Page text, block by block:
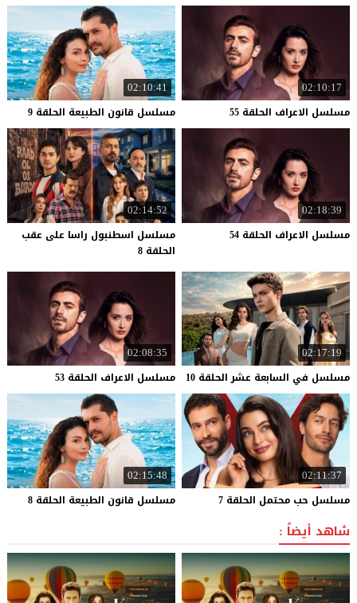
02:10:17
مسلسل الاعراف الحلقة 55
02:10:41
مسلسل قانون الطبيعة الحلقة 9
02:18:39
مسلسل الاعراف الحلقة 54
02:14:52
مسلسل اسطنبول راسا على عقب
الحلقة 8
02:17:19
مسلسل في السابعة عشر الحلقة 10
02:08:35
مسلسل الاعراف الحلقة 53
02:11:37
مسلسل حب محتمل الحلقة 7
02:15:48
مسلسل قانون الطبيعة الحلقة 8
شاهد أيضاً :